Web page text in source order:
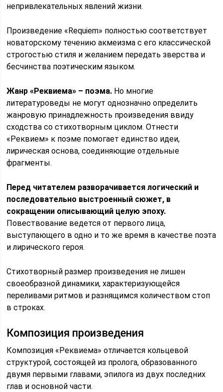
непривлекательных явлений жизни.
Произведение «Requiem» полностью соответствует
новаторскому течению акмеизма с его классической
строгостью стиля и желанием передать зверства и
бесчинства поэтическим языком.
Жанр «Реквиема» – поэма. Но многие
литературоведы не могут однозначно определить
жанровую принадлежность произведения ввиду
сходства со стихотворным циклом. Отнести
«Реквием» к поэме помогает единство идеи,
лирическая основа, соединяющие отдельные
фрагменты.
Перед читателем разворачивается логический и
последовательно выстроенный сюжет, в
сокращении описывающий целую эпоху.
Повествование ведется от первого лица,
выступающего в одно и то же время в качестве поэта
и лирического героя.
Стихотворный размер произведения не лишен
своеобразной динамики, характеризующейся
переливами ритмов и разнящимся количеством стоп
в строках.
Композиция произведения
Композиция «Реквиема» отличается кольцевой
структурой, состоящей из пролога, образованного
двумя первыми главами, эпилога из двух последних
глав и основной части.